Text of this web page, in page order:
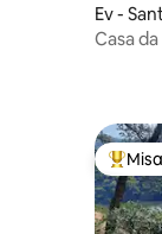
Ev -
Casa